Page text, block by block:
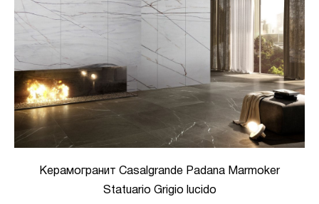
Керамогранит Casalgrande Padana Marmoker
Statuario Grigio lucido